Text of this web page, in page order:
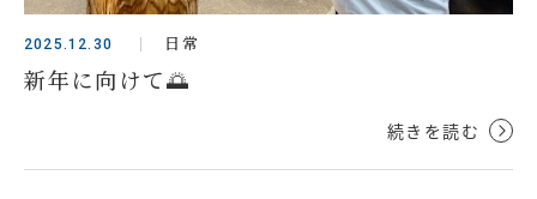
2025.12.30 日常
新年に向けて🌅
続きを読む